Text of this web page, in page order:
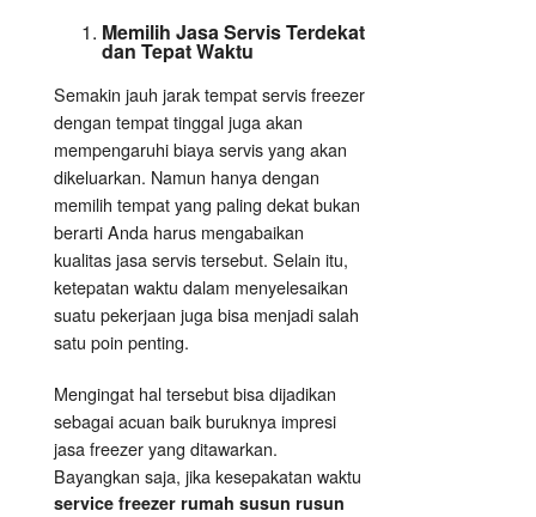
Memilih Jasa Servis Terdekat
dan Tepat Waktu
Semakin jauh jarak tempat servis freezer
dengan tempat tinggal juga akan
mempengaruhi biaya servis yang akan
dikeluarkan. Namun hanya dengan
memilih tempat yang paling dekat bukan
berarti Anda harus mengabaikan
kualitas jasa servis tersebut. Selain itu,
ketepatan waktu dalam menyelesaikan
suatu pekerjaan juga bisa menjadi salah
satu poin penting.
Mengingat hal tersebut bisa dijadikan
sebagai acuan baik buruknya impresi
jasa freezer yang ditawarkan.
Bayangkan saja, jika kesepakatan waktu
service freezer rumah susun rusun